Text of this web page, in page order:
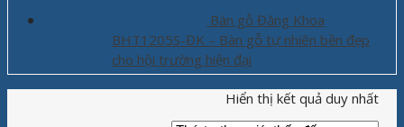
Bàn gỗ Đăng Khoa
BHT1205S-ĐK – Bàn gỗ tự nhiên bền đẹp
cho hội trường hiện đại
Hiển thị kết quả duy nhất